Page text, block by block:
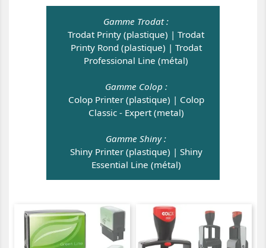
Gamme Trodat :
Trodat Printy (plastique) | Trodat
Printy Rond (plastique) | Trodat
Professional Line (métal)
Gamme Colop :
Colop Printer (plastique) | Colop
Classic - Expert (metal)
Gamme Shiny :
Shiny Printer (plastique) | Shiny
Essential Line (métal)